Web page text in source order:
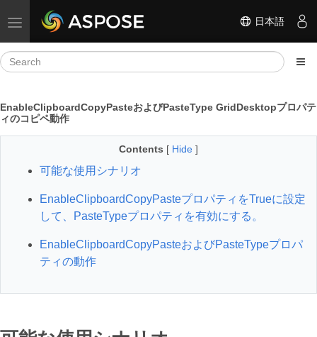
Toggle navigation 日本語
EnableClipboardCopyPasteおよびPasteType GridDesktopプロパテ
ィのコピペ動作
Contents [ Hide ]
可能な使用シナリオ
EnableClipboardCopyPasteプロパティをTrueに設定
して、PasteTypeプロパティを有効にする。
EnableClipboardCopyPasteおよびPasteTypeプロパ
ティの動作